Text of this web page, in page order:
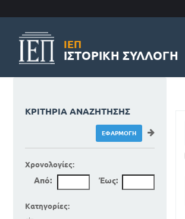
ΙΕΠ
ΙΣΤΟΡΙΚΉ ΣΥΛΛΟΓΉ
ΚΡΙΤΉΡΙΑ ΑΝΑΖΉΤΗΣΗΣ
Χρονολογίες:
Από: Έως:
Κατηγορίες: